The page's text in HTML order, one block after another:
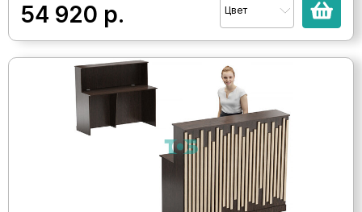
54 920 р. Цвет